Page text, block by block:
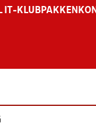
IT-KLUBPAKKEN